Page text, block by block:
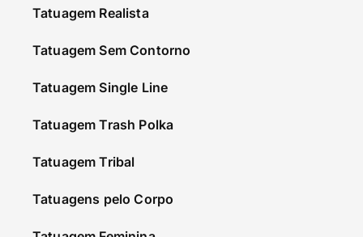
Tatuagem Realista
Tatuagem Sem Contorno
Tatuagem Single Line
Tatuagem Trash Polka
Tatuagem Tribal
Tatuagens pelo Corpo